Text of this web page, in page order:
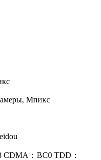
Мпикс
CDMA：BC0 TDD：